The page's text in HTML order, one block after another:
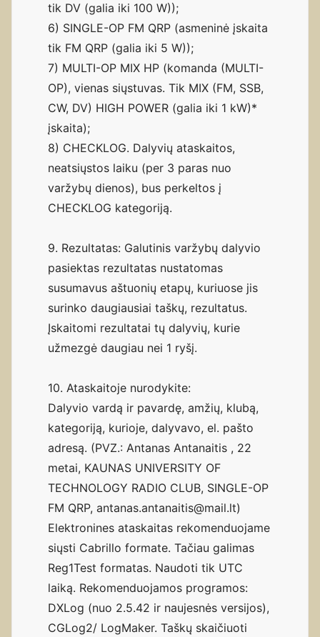
tik DV (galia iki 100 W));
6) SINGLE-OP FM QRP (asmeninė įskaita
tik FM QRP (galia iki 5 W));
7) MULTI-OP MIX HP (komanda (MULTI-
OP), vienas siųstuvas. Tik MIX (FM, SSB,
CW, DV) HIGH POWER (galia iki 1 kW)*
įskaita);
8) CHECKLOG. Dalyvių ataskaitos,
neatsiųstos laiku (per 3 paras nuo
varžybų dienos), bus perkeltos į
CHECKLOG kategoriją.
9. Rezultatas: Galutinis varžybų dalyvio
pasiektas rezultatas nustatomas
susumavus aštuonių etapų, kuriuose jis
surinko daugiausiai taškų, rezultatus.
Įskaitomi rezultatai tų dalyvių, kurie
užmezgė daugiau nei 1 ryšį.
10. Ataskaitoje nurodykite:
Dalyvio vardą ir pavardę, amžių, klubą,
kategoriją, kurioje, dalyvavo, el. pašto
adresą. (PVZ.: Antanas Antanaitis , 22
metai, KAUNAS UNIVERSITY OF
TECHNOLOGY RADIO CLUB, SINGLE-OP
FM QRP, antanas.antanaitis@mail.lt)
Elektronines ataskaitas rekomenduojame
siųsti Cabrillo formate. Tačiau galimas
Reg1Test formatas. Naudoti tik UTC
laiką. Rekomenduojamos programos:
DXLog (nuo 2.5.42 ir naujesnės versijos),
CGLog2/ LogMaker. Taškų skaičiuoti